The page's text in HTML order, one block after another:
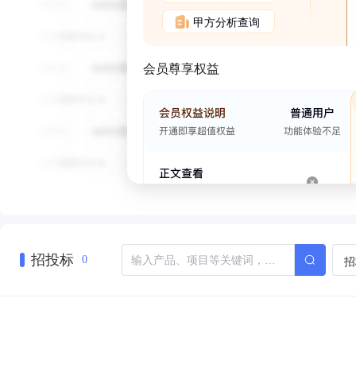
甲方分析查询
会员尊享权益
招投标 0